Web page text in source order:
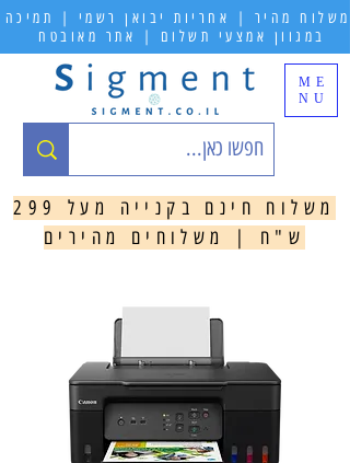
ME
NU
משלוח מהיר | אחריות יבואן רשמי | תמיכה
במגוון אמצעי תשלום | אתר מאובטח
משלוח חינם בקנייה מעל 299
ש"ח | משלוחים מהירים